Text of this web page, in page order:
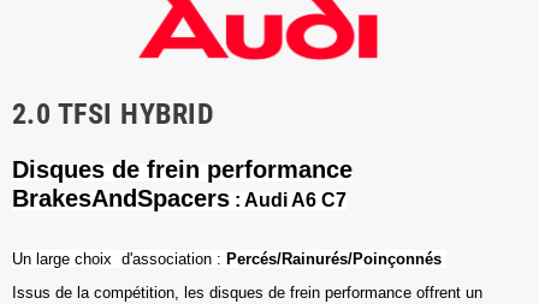
2.0 TFSI HYBRID
Disques de frein performance
BrakesAndSpacers : Audi A6 C7
Un l arge choix d'association : Percés/Rainurés/Poinçonnés
Issus de la compétition, les disques de frein performance offrent un